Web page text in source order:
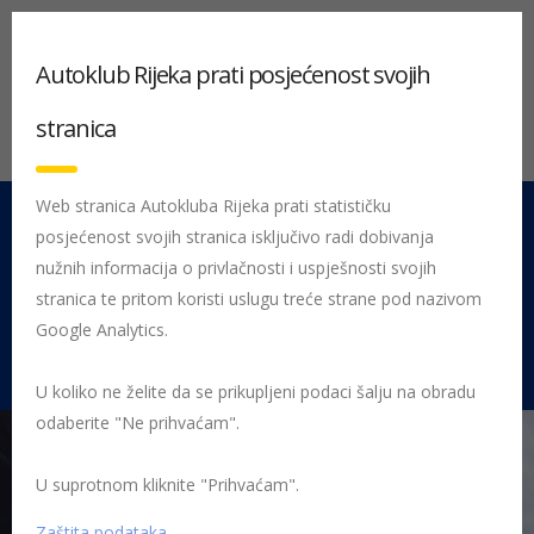
051 212 442 Centrala
Pon - Pet 08:00 - 16:00
Rujevica 9/1, 51000 Rijeka
Početna Posljednje objavljene novosti
Autoklub Rijeka prati posjećenost svojih
stranica
Web stranica Autokluba Rijeka prati statističku
posjećenost svojih stranica isključivo radi dobivanja
nužnih informacija o privlačnosti i uspješnosti svojih
stranica te pritom koristi uslugu treće strane pod nazivom
Google Analytics.
U koliko ne želite da se prikupljeni podaci šalju na obradu
odaberite "Ne prihvaćam".
U suprotnom kliknite "Prihvaćam".